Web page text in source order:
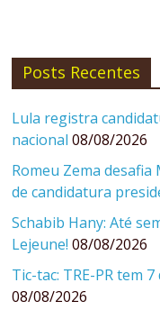
Posts Recentes
Lula registra
nacional 08/08/2026
Romeu Zema
de candidatura
Schabib Hany: Até
Lejeune! 08/08/2026
Tic-tac: TRE-PR tem
08/08/2026